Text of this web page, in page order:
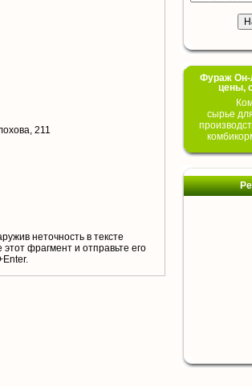
211
неточность в тексте
фрагмент и отправьте его
Фураж Он-
цены,
сырье